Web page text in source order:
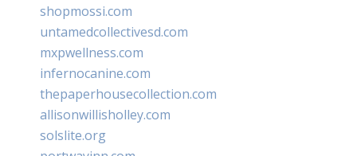
shopmossi.com
untamedcollectivesd.com
mxpwellness.com
infernocanine.com
thepaperhousecollection.com
allisonwillisholley.com
solslite.org